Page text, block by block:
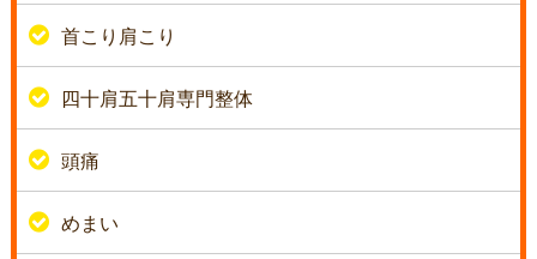
首こり肩こり
四十肩五十肩専門整体
頭痛
めまい